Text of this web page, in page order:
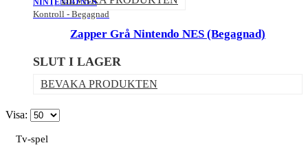
Kontroll - Begagnad
Zapper Grå Nintendo NES (Begagnad)
SLUT I LAGER
BEVAKA PRODUKTEN
Visa:
Tv-spel